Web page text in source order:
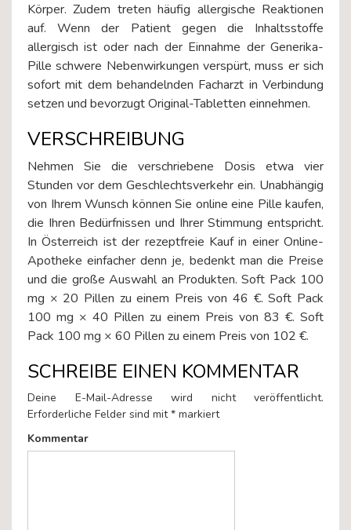
Körper. Zudem treten häufig allergische Reaktionen
auf. Wenn der Patient gegen die Inhaltsstoffe
allergisch ist oder nach der Einnahme der Generika-
Pille schwere Nebenwirkungen verspürt, muss er sich
sofort mit dem behandelnden Facharzt in Verbindung
setzen und bevorzugt Original-Tabletten einnehmen.
VERSCHREIBUNG
Nehmen Sie die verschriebene Dosis etwa vier
Stunden vor dem Geschlechtsverkehr ein. Unabhängig
von Ihrem Wunsch können Sie online eine Pille kaufen,
die Ihren Bedürfnissen und Ihrer Stimmung entspricht.
In Österreich ist der rezeptfreie Kauf in einer Online-
Apotheke einfacher denn je, bedenkt man die Preise
und die große Auswahl an Produkten. Soft Pack 100
mg × 20 Pillen zu einem Preis von 46 €. Soft Pack
100 mg × 40 Pillen zu einem Preis von 83 €. Soft
Pack 100 mg × 60 Pillen zu einem Preis von 102 €.
SCHREIBE EINEN KOMMENTAR
Deine E-Mail-Adresse wird nicht veröffentlicht.
Erforderliche Felder sind mit* markiert
Kommentar